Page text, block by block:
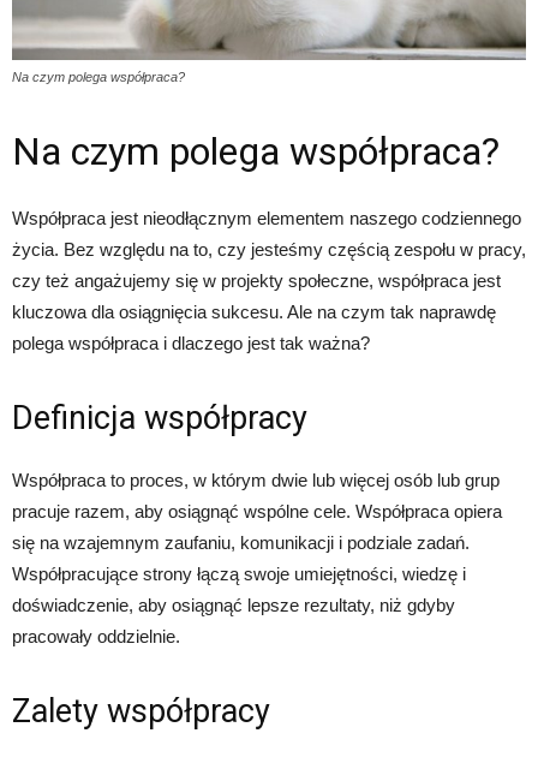
Na czym polega współpraca?
Na czym polega współpraca?
Współpraca jest nieodłącznym elementem naszego codziennego
życia. Bez względu na to, czy jesteśmy częścią zespołu w pracy,
czy też angażujemy się w projekty społeczne, współpraca jest
kluczowa dla osiągnięcia sukcesu. Ale na czym tak naprawdę
polega współpraca i dlaczego jest tak ważna?
Definicja współpracy
Współpraca to proces, w którym dwie lub więcej osób lub grup
pracuje razem, aby osiągnąć wspólne cele. Współpraca opiera
się na wzajemnym zaufaniu, komunikacji i podziale zadań.
Współpracujące strony łączą swoje umiejętności, wiedzę i
doświadczenie, aby osiągnąć lepsze rezultaty, niż gdyby
pracowały oddzielnie.
Zalety współpracy